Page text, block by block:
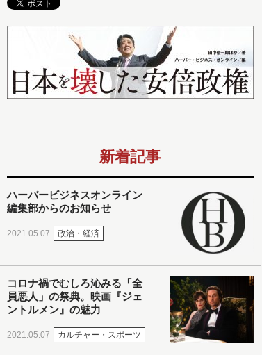
新着記事
ハーバービジネスオンライン
編集部からのお知らせ
2021.05.07 政治・経済
コロナ禍でむしろ沁みる「全
員悪人」の祭典。映画『ジェ
ントルメン』の魅力
2021.05.07 カルチャー・スポーツ